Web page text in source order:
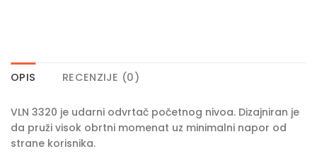
OPIS RECENZIJE (0)
VLN 3320 je udarni odvrtač početnog nivoa. Dizajniran je
da pruži visok obrtni momenat uz minimalni napor od
strane korisnika.